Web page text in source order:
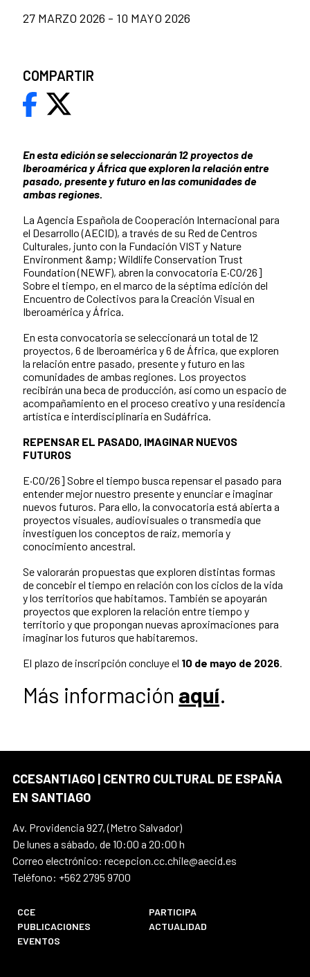
En esta edición se seleccionarán 12 proyectos de
Iberoamérica y África que exploren la relación entre
pasado, presente y futuro en las comunidades de
ambas regiones.
La Agencia Española de Cooperación Internacional para
el Desarrollo (AECID), a través de su Red de Centros
Culturales, junto con la Fundación VIST y Nature
Environment &amp; Wildlife Conservation Trust
Foundation (NEWF), abren la convocatoria E·CO/26]
Sobre el tiempo, en el marco de la séptima edición del
Encuentro de Colectivos para la Creación Visual en
Iberoamérica y África.
En esta convocatoria se seleccionará un total de 12
proyectos, 6 de Iberoamérica y 6 de África, que exploren
la relación entre pasado, presente y futuro en las
comunidades de ambas regiones. Los proyectos
recibirán una beca de producción, así como un espacio de
acompañamiento en el proceso creativo y una residencia
artística e interdisciplinaria en Sudáfrica.
REPENSAR EL PASADO, IMAGINAR NUEVOS
FUTUROS
E·CO/26] Sobre el tiempo busca repensar el pasado para
entender mejor nuestro presente y enunciar e imaginar
nuevos futuros. Para ello, la convocatoria está abierta a
proyectos visuales, audiovisuales o transmedia que
investiguen los conceptos de raíz, memoria y
conocimiento ancestral.
Se valorarán propuestas que exploren distintas formas
de concebir el tiempo en relación con los ciclos de la vida
y los territorios que habitamos. También se apoyarán
proyectos que exploren la relación entre tiempo y
territorio y que propongan nuevas aproximaciones para
imaginar los futuros que habitaremos.
El plazo de inscripción concluye el 10 de mayo de 2026.
Más información aquí.
27 MARZO 2026 - 10 MAYO 2026
COMPARTIR
CCESANTIAGO | CENTRO CULTURAL DE ESPAÑA
EN SANTIAGO
Av. Providencia 927, (Metro Salvador)
De lunes a sábado, de 10:00 a 20:00 h
Correo electrónico: recepcion.cc.chile@aecid.es
Teléfono: +562 2795 9700
CCE
PARTICIPA
PUBLICACIONES
ACTUALIDAD
EVENTOS